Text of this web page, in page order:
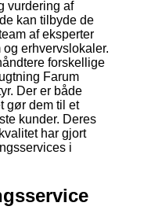
vurdering af
kan tilbyde de
af eksperter
erhvervslokaler.
forskellige
Farum
Der er både
gør dem til et
kunder. Deres
har gjort
i